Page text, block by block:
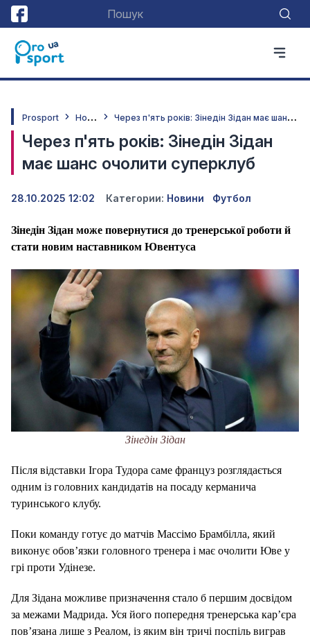
Prosport Н
овини Ч
ерез п'ять років: Зінедін Зідан має шанс очолити суперклуб
Через п'ять років: Зінедін Зідан
має шанс очолити суперклуб
28.10.2025 12:02 Категории: Новини Футбол
Зінедін Зідан може повернутися до тренерської роботи й
стати новим наставником Ювентуса
Зінедін Зідан
Після відставки Ігора Тудора саме француз розглядається
одним із головних кандидатів на посаду керманича
туринського клубу.
Поки команду готує до матчів Массімо Брамбілла, який
виконує обов’язки головного тренера і має очолити Юве у
грі проти Удінезе.
Для Зідана можливе призначення стало б першим досвідом
за межами Мадрида. Уся його попередня тренерська кар’єра
пов’язана лише з Реалом, із яким він тричі поспіль виграв